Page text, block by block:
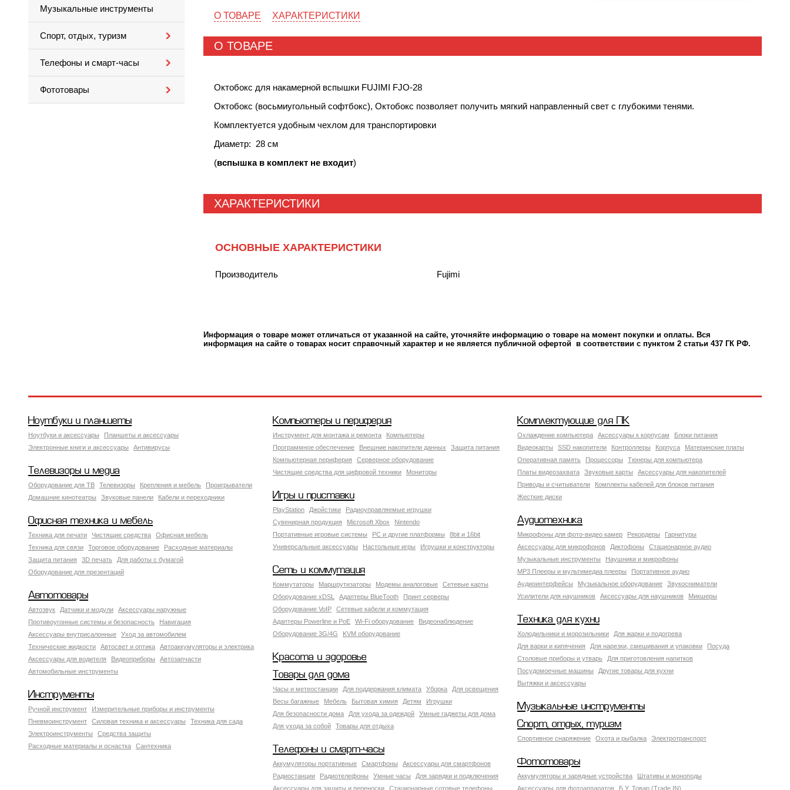
Музыкальные инструменты
Спорт, отдых, туризм
Телефоны и смарт-часы
Фототовары
О ТОВАРЕ ХАРАКТЕРИСТИКИ
О ТОВАРЕ
Октобокс для накамерной вспышки FUJIMI FJO-28
Октобокс (восьмиугольный софтбокс), Октобокс позволяет получить мягкий направленный свет с глубокими тенями.
Комплектуется удобным чехлом для транспортировки
Диаметр: 28 см
(вспышка в комплект не входит)
ХАРАКТЕРИСТИКИ
ОСНОВНЫЕ ХАРАКТЕРИСТИКИ
Производитель Fujimi
Информация о товаре может отличаться от указанной на сайте, уточняйте информацию о товаре на момент покупки и оплаты. Вся
информация на сайте о товарах носит справочный характер и не является публичной офертой в соответствии с пунктом 2 статьи 437 ГК РФ.
Ноутбуки и планшеты
Ноутбуки и аксессуары
Планшеты и аксессуары
Электронные книги и аксессуары
Антивирусы
Компьютеры и периферия
Инструмент для монтажа и ремонта
Компьютеры
Программное обеспечение
Внешние накопители данных
Защита питания
Компьютерная периферия
Серверное оборудование
Чистящие средства для цифровой техники
Мониторы
Комплектующие для ПК
Охлаждение компьютера Аксессуары к корпусам
Блоки питания
Видеокарты
SSD накопители Контроллеры Корпуса
Материнские платы
Оперативная память
Процессоры
Тюнеры для компьютера
Платы видеозахвата
Звуковые карты
Аксессуары для накопителей
Приводы и считыватели
Комплекты кабелей для блоков питания
Жесткие диски
Телевизоры и медиа
Оборудование для ТВ Телевизоры Крепления и мебель
Проигрыватели
Домашние кинотеатры
Звуковые панели Кабели и переходники Игры и приставки
PlayStation Джойстики
Радиоуправляемые игрушки
Сувенирная продукция
Microsoft Xbox
Nintendo
Портативные игровые системы
PC и другие платформы
8bit и 16bit
Универсальные аксессуары
Настольные игры Игрушки и конструкторы
Аудиотехника
Микрофоны для фото-видео камер Рекордеры
Гарнитуры
Аксессуары для микрофонов
Диктофоны
Стационарное аудио
Музыкальные инструменты
Наушники и микрофоны
MP3 Плееры и мультимедиа плееры
Портативное аудио
Аудиоинтерфейсы
Музыкальное оборудование
Звукосниматели
Усилители для наушников
Аксессуары для наушников Микшеры
Офисная техника и мебель
Техника для печати Чистящие средства
Офисная мебель
Техника для связи
Торговое оборудование
Расходные материалы
Защита питания
3D печать
Для работы с бумагой
Оборудование для презентаций
Сеть и коммутация
Коммутаторы Маршрутизаторы Модемы аналоговые
Сетевые карты
Оборудование xDSL
Адаптеры BlueTooth
Принт серверы
Оборудование VoIP
Сетевые кабели и коммутация
Адаптеры Powerline и PoE
Wi-Fi оборудование
Видеонаблюдение
Оборудование 3G/4G
KVM оборудование
Автотовары
Автозвук Датчики и модули
Аксессуары наружные
Противоугонные системы и безопасность
Навигация
Аксесcуары внутрисалонные
Уход за автомобилем
Технические жидкости
Автосвет и оптика
Автоаккумуляторы и электрика
Аксессуары для водителя
Видеоприборы
Автозапчасти
Автомобильные инструменты
Техника для кухни
Холодильники и морозильники
Для жарки и подогрева
Для варки и кипячения
Для нарезки, смешивания и упаковки
Посуда
Столовые приборы и утварь
Для приготовления напитков
Посудомоечные машины
Другие товары для кухни
Вытяжки и аксессуары
Красота и здоровье
Товары для дома
Часы и метеостанции Для поддержания климата Уборка
Для освещения
Весы багажные
Мебель Бытовая химия Детям
Игрушки
Для безопасности дома
Для ухода за одеждой
Умные гаджеты для дома
Для ухода за собой
Товары для отдыха
Инструменты
Ручной инструмент
Измерительные приборы и инструменты
Пневмоинструмент
Силовая техника и аксессуары
Техника для сада
Электроинструменты
Средства защиты
Расходные материалы и оснастка
Сантехника
Музыкальные инструменты
Спорт, отдых, туризм
Спортивное снаряжение Охота и рыбалка Электротранспорт
Телефоны и смарт-часы
Аккумуляторы портативные Смартфоны
Аксессуары для смартфонов
Радиостанции
Радиотелефоны Умные часы
Для зарядки и подключения
Аксессуары для защиты и переноски
Стационарные сотовые телефоны
Фототовары
Аккумуляторы и зарядные устройства
Штативы и моноподы
Аксессуары для фотоаппаратов
Б.У. Товар (Trade IN)